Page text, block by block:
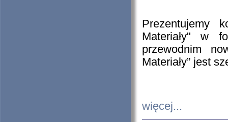
Prezentujemy
Materiały" w
przewodnim
Materiały” jest
więcej...